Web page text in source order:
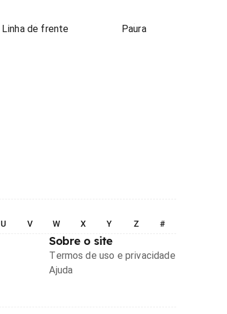
Linha de frente Paura
U V W X Y Z #
Sobre o site
Termos de uso e privacidade
Ajuda